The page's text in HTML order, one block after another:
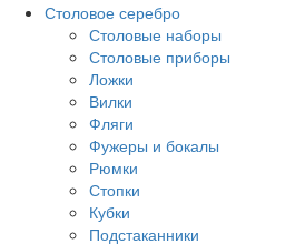
Столовое серебро
Столовые наборы
Столовые приборы
Ложки
Вилки
Фляги
Фужеры и бокалы
Рюмки
Стопки
Кубки
Подстаканники